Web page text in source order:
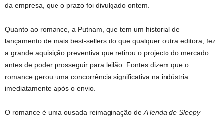
da empresa, que o prazo foi divulgado ontem.
Quanto ao romance, a Putnam, que tem um historial de
lançamento de mais best-sellers do que qualquer outra editora, fez
a grande aquisição preventiva que retirou o projecto do mercado
antes de poder prosseguir para leilão. Fontes dizem que o
romance gerou uma concorrência significativa na indústria
imediatamente após o envio.
O romance é uma ousada reimaginação de A lenda de Sleepy